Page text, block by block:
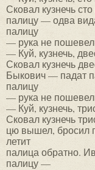
Сковал кузнечь
палицу — одва
палицу
— рука не
— Куй, кузнечь,
Сковал кузнечь
Быкович — падат
палицу
— рука не
— Куй, кузнечь,
Сковал кузнечь
цю вышел, бросил
летит
палица обратно.
палицу —